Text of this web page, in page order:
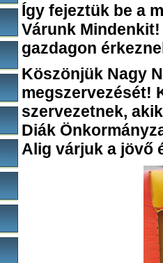
Így fejeztük be a
Várunk
gazdagon
Köszönjük Nagy
megszervezését!
szervezetnek,
Diák
Alig várjuk a jövő